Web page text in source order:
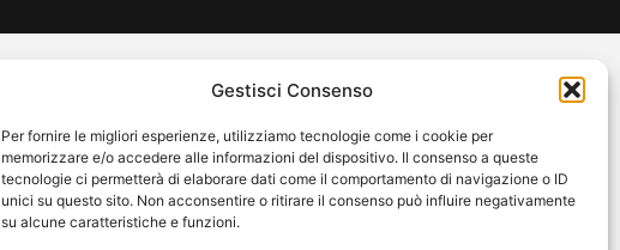
Gestisci Consenso
Per fornire le migliori esperienze, utilizziamo tecnologie come i cookie per
memorizzare e/o accedere alle informazioni del dispositivo. Il consenso a queste
tecnologie ci permetterà di elaborare dati come il comportamento di navigazione o ID
unici su questo sito. Non acconsentire o ritirare il consenso può influire negativamente
su alcune caratteristiche e funzioni.